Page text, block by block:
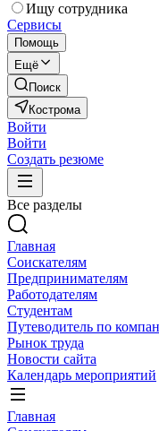
Ищу сотрудника
Сервисы
Помощь
Ещё
Поиск
Кострома
Войти
Войти
Создать резюме
Все разделы
Главная
Соискателям
Предпринимателям
Работодателям
Студентам
Путеводитель по
Рынок труда
Новости сайта
Календарь мероприятий
Главная